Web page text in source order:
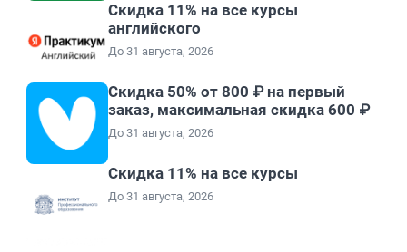
Скидка 11% на все курсы
английского
До 31 августа, 2026
Скидка 50% от 800 ₽ на первый
заказ, максимальная скидка 600 ₽
До 31 августа, 2026
Скидка 11% на все курсы
До 31 августа, 2026